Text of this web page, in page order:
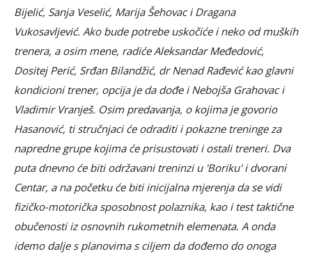
Bijelić, Sanja Veselić, Marija Šehovac i Dragana
Vukosavljević. Ako bude potrebe uskočiće i neko od muških
trenera, a osim mene, radiće Aleksandar Međedović,
Dositej Perić, Srđan Bilandžić, dr Nenad Rađević kao glavni
kondicioni trener, opcija je da dođe i Nebojša Grahovac i
Vladimir Vranješ. Osim predavanja, o kojima je govorio
Hasanović, ti stručnjaci će odraditi i pokazne treninge za
napredne grupe kojima će prisustovati i ostali treneri. Dva
puta dnevno će biti održavani treninzi u 'Boriku' i dvorani
Centar, a na početku će biti inicijalna mjerenja da se vidi
fizičko-motorička sposobnost polaznika, kao i test taktične
obučenosti iz osnovnih rukometnih elemenata. A onda
idemo dalje s planovima s ciljem da dođemo do onoga